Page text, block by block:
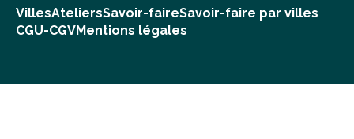
VillesAteliersSavoir-faireSavoir-faire par villes
CGU-CGVMentions légales